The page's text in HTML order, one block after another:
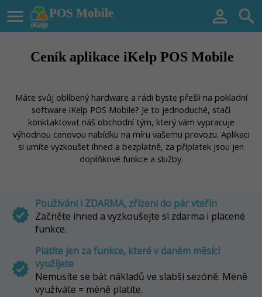
POS Mobile
  
Ceník aplikace iKelp POS Mobile
Máte svůj oblíbený hardware a rádi byste přešli na pokladní
software iKelp POS Mobile? Je to jednoduché, stačí
konktaktovat náš obchodní tým, který vám vypracuje
výhodnou cenovou nabídku na míru vašemu provozu. Aplikaci
si umíte vyzkoušet ihned a bezplatně, za příplatek jsou jen
doplňkové funkce a služby.
verified
Používání i ZDARMA, zřízení do pár vteřin
Začněte ihned a vyzkoušejte si zdarma i placené
funkce.
verified
Platíte jen za funkce, které v daném měsíci
využijete
Nemusíte se bát nákladů ve slabší sezóně. Méně
využíváte = méně platíte.